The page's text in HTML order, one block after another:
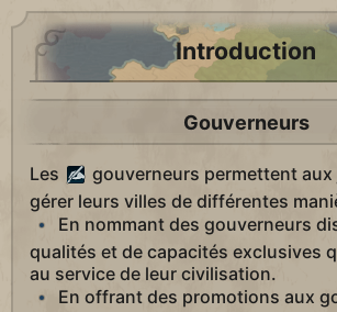
Introduction
Gouverneurs
Les
gouverneurs permettent aux
gérer leurs villes de différentes
En nommant des gouverneurs
qualités et de capacités exclusives
au service de leur civilisation.
En offrant des promotions aux